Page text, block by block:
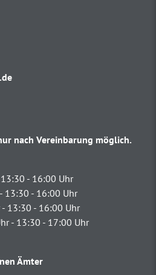
nach Vereinbarung möglich.
- 16:00 Uhr
13:30 - 16:00 Uhr
13:30 - 16:00 Uhr
- 13:30 - 17:00 Uhr
Ämter